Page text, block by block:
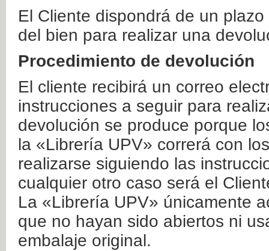
El Cliente dispondrá de un
del bien para realizar una
Procedimiento de devolución
El cliente recibirá un correo
instrucciones a seguir para
devolución se produce porque
la «Librería UPV» correrá con
realizarse siguiendo las
cualquier otro caso será el
La «Librería UPV» únicamente
que no hayan sido abiertos ni
embalaje original.